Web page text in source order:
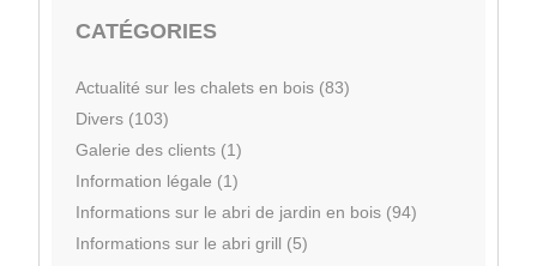
CATÉGORIES
Actualité sur les chalets en bois (83)
Divers (103)
Galerie des clients (1)
Information légale (1)
Informations sur le abri de jardin en bois (94)
Informations sur le abri grill (5)